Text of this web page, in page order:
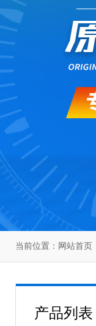
当前位置： 网站首页
产品列表